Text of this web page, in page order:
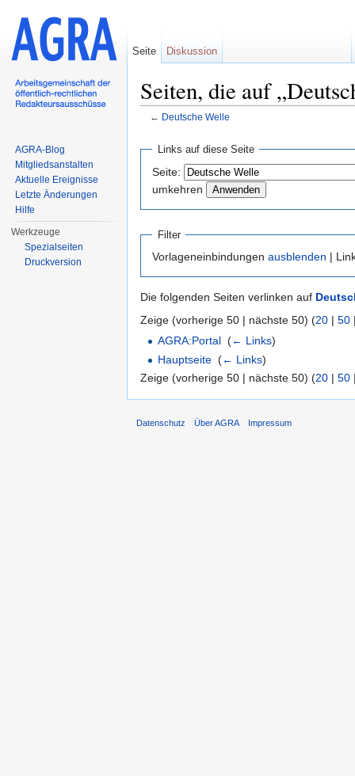
Seiten, die auf
← Deutsche Welle
Links auf diese Seite
Seite:
umkehren
Filter
Vorlageneinbindungen ausblenden |
Die folgenden Seiten verlinken auf
Zeige (vorherige 50 | nächste 50) (20 | 50
AGRA:Portal (← Links)
Hauptseite (← Links)
Zeige (vorherige 50 | nächste 50) (20 | 50
Seite Diskussion
AGRA-Blog
Mitgliedsanstalten
Aktuelle Ereignisse
Letzte Änderungen
Hilfe
Werkzeuge
Spezialseiten
Druckversion
Datenschutz Über AGRA Impressum